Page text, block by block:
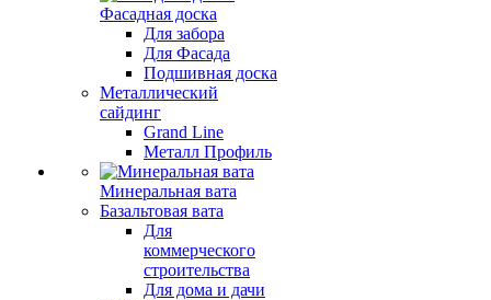
Фасадная доска
Для забора
Для Фасада
Подшивная доска
Металлический
сайдинг
Grand Line
Металл Профиль
Минеральная вата
Базальтовая вата
Для
коммерческого
строительства
Для дома и дачи